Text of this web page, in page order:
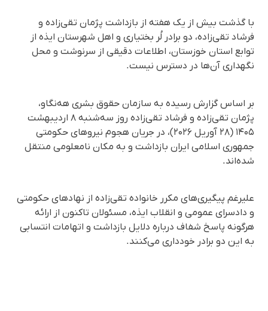
با گذشت بیش از یک هفته از بازداشت پژمان تقی‌زاده و
فرشاد تقی‌زاده، دو برادر لُر بختیاری و اهل شهرستان ایذه از
توابع استان خوزستان، اطلاعات دقیقی از سرنوشت و محل
نگهداری آن‌ها در دسترس نیست.
بر اساس گزارش رسیده به سازمان حقوق بشری هه‌نگاو،
پژمان تقی‌زاده و فرشاد تقی‌زاده روز سه‌شنبه ۸ اردیبهشت
۱۴۰۵ (۲۸ آوریل ۲۰۲۶)، در جریان هجوم نیروهای حکومتی
جمهوری اسلامی ایران بازداشت و به مکان نامعلومی منتقل
شده‌اند.
علیرغم پیگیری‌های مکرر خانواده تقی‌زاده از نهادهای حکومتی
و دادسرای عمومی و انقلاب ایذه، مسئولان تاکنون از ارائه
هرگونه پاسخ شفاف درباره دلایل بازداشت و اتهامات انتسابی
به این دو برادر خودداری می‌کنند.